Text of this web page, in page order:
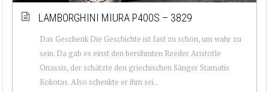
LAMBORGHINI MIURA P400S – 3829
Das Geschenk Die Geschichte ist fast zu schön, um wahr zu
sein. Da gab es einst den berühmten Reeder Aristotle
Onassis, der schätzte den griechischen Sänger Stamatis
Kokotas. Also schenkte er ihm sei...